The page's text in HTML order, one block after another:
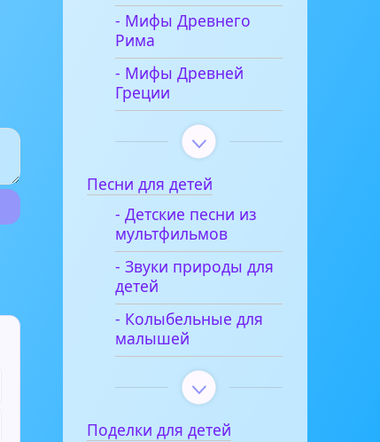
- Мифы Древнего
Рима
- Мифы Древней
Греции
Песни для детей
- Детские песни из
мультфильмов
- Звуки природы для
детей
- Колыбельные для
малышей
Поделки для детей